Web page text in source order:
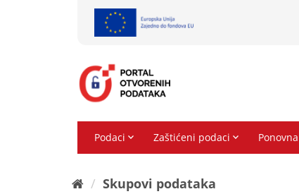
Skupovi podаtаkа